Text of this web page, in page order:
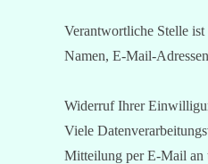
Verantwortliche Stelle
Namen, E-Mail-
Widerruf Ihrer
Viele
Mitteilung per E-Mail an